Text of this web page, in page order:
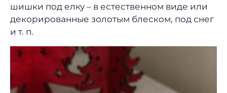
шишки под елку – в естественном виде или
декорированные золотым блеском, под снег
и т. п.